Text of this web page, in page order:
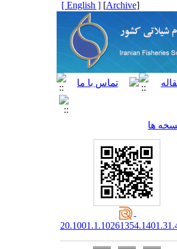
[
Archive
]
[ English ]
ها